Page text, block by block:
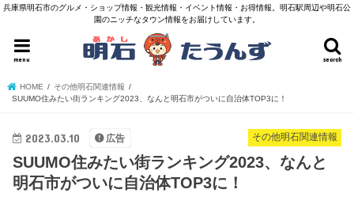
兵庫県明石市のグルメ・ショップ情報・観光情報・イベント情報・お得情報。明石駅周辺や明石公
園のニッチなタウン情報をお届けしています。
search
menu
HOME
その他明石関連情報
SUUMO住みたい街ランキング2023、なんと明石市がついに自治体TOP3に！
その他明石関連情報
2023.03.10 広告
SUUMO住みたい街ランキング2023、なんと
明石市がついに自治体TOP3に！